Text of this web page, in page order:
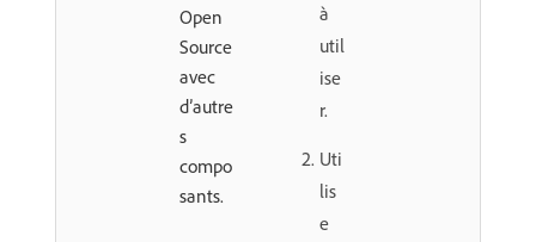
Open
Source
avec
d’autre
s
compo
sants.
à
util
ise
r.
Uti
lis
e